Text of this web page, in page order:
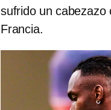
sufrido un cabezazo
Francia.